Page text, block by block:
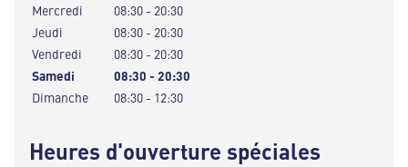
Mercredi
08:30 - 20:30
Jeudi
08:30 - 20:30
Vendredi
08:30 - 20:30
Samedi
08:30 - 20:30
Dimanche
08:30 - 12:30
Heures d'ouverture spéciales